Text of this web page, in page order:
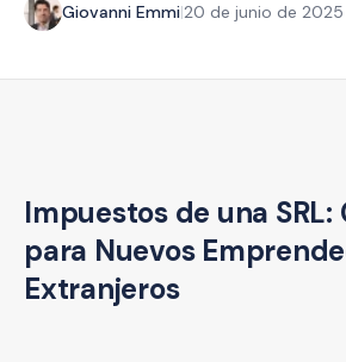
Giovanni Emmi|20 de junio de 2025
Impuestos de una SRL:
para Nuevos
Extranjeros